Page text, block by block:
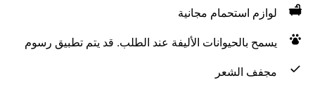
لوازم استحمام مجانية
يسمح بالحيوانات الأليفة عند الطلب. قد يتم تطبيق رسوم
مجفف الشعر